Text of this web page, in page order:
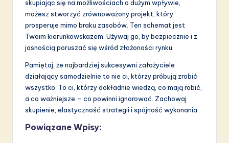
skupiając się na możliwościach o dużym wpływie,
możesz stworzyć zrównoważony projekt, który
prosperuje mimo braku zasobów. Ten schemat jest
Twoim kierunkowskazem. Używaj go, by bezpiecznie i z
jasnością poruszać się wśród złożoności rynku.
Pamiętaj, że najbardziej sukcesywni założyciele
działający samodzielnie to nie ci, którzy próbują zrobić
wszystko. To ci, którzy dokładnie wiedzą, co mają robić,
a co ważniejsze – co powinni ignorować. Zachowaj
skupienie, elastyczność strategii i spójność wykonania.
Powiązane Wpisy: